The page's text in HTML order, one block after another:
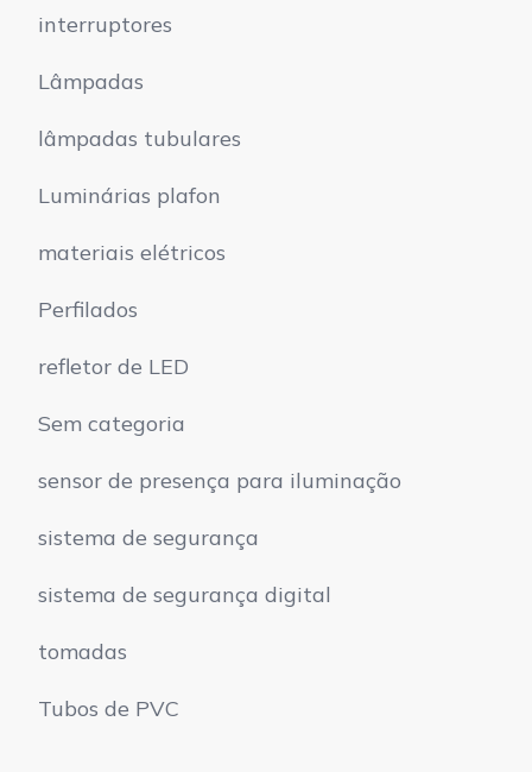
interruptores
Lâmpadas
lâmpadas tubulares
Luminárias plafon
materiais elétricos
Perfilados
refletor de LED
Sem categoria
sensor de presença para iluminação
sistema de segurança
sistema de segurança digital
tomadas
Tubos de PVC